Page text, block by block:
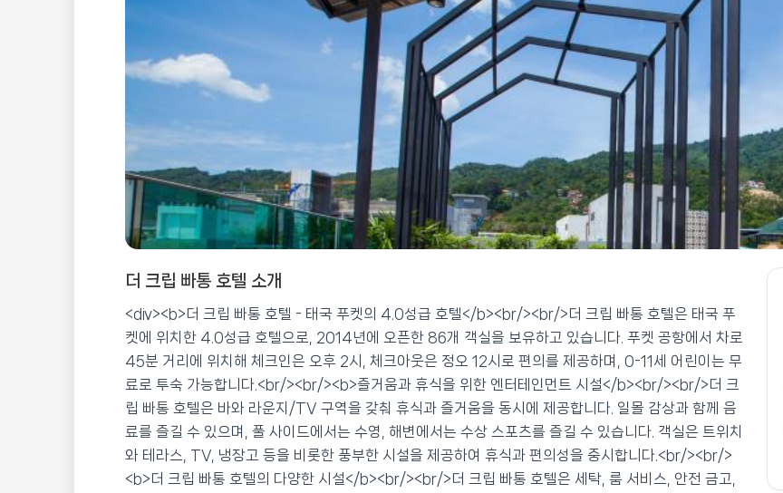
더 크립 빠통 호텔 소개
<div><b>더 크립 빠통 호텔 - 태국 푸켓의 4.0성급 호텔</b><br/><br/>더 크립 빠통 호텔은 태국 푸
켓에 위치한 4.0성급 호텔으로, 2014년에 오픈한 86개 객실을 보유하고 있습니다. 푸켓 공항에서 차로
45분 거리에 위치해 체크인은 오후 2시, 체크아웃은 정오 12시로 편의를 제공하며, 0-11세 어린이는 무
료로 투숙 가능합니다.<br/><br/><b>즐거움과 휴식을 위한 엔터테인먼트 시설</b><br/><br/>더 크
립 빠통 호텔은 바와 라운지/TV 구역을 갖춰 휴식과 즐거움을 동시에 제공합니다. 일몰 감상과 함께 음
료를 즐길 수 있으며, 풀 사이드에서는 수영, 해변에서는 수상 스포츠를 즐길 수 있습니다. 객실은 트위치
와 테라스, TV, 냉장고 등을 비롯한 풍부한 시설을 제공하여 휴식과 편의성을 중시합니다.<br/><br/>
<b>더 크립 빠통 호텔의 다양한 시설</b><br/><br/>더 크립 빠통 호텔은 세탁, 룸 서비스, 안전 금고,